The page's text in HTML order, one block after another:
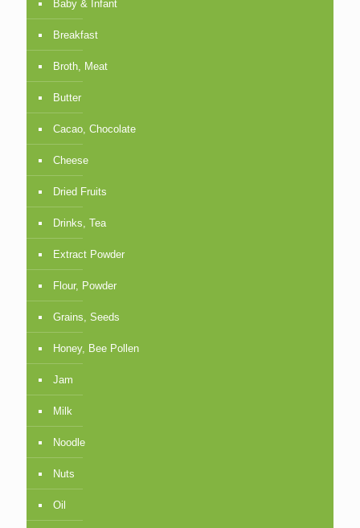
Baby & Infant
Breakfast
Broth, Meat
Butter
Cacao, Chocolate
Cheese
Dried Fruits
Drinks, Tea
Extract Powder
Flour, Powder
Grains, Seeds
Honey, Bee Pollen
Jam
Milk
Noodle
Nuts
Oil